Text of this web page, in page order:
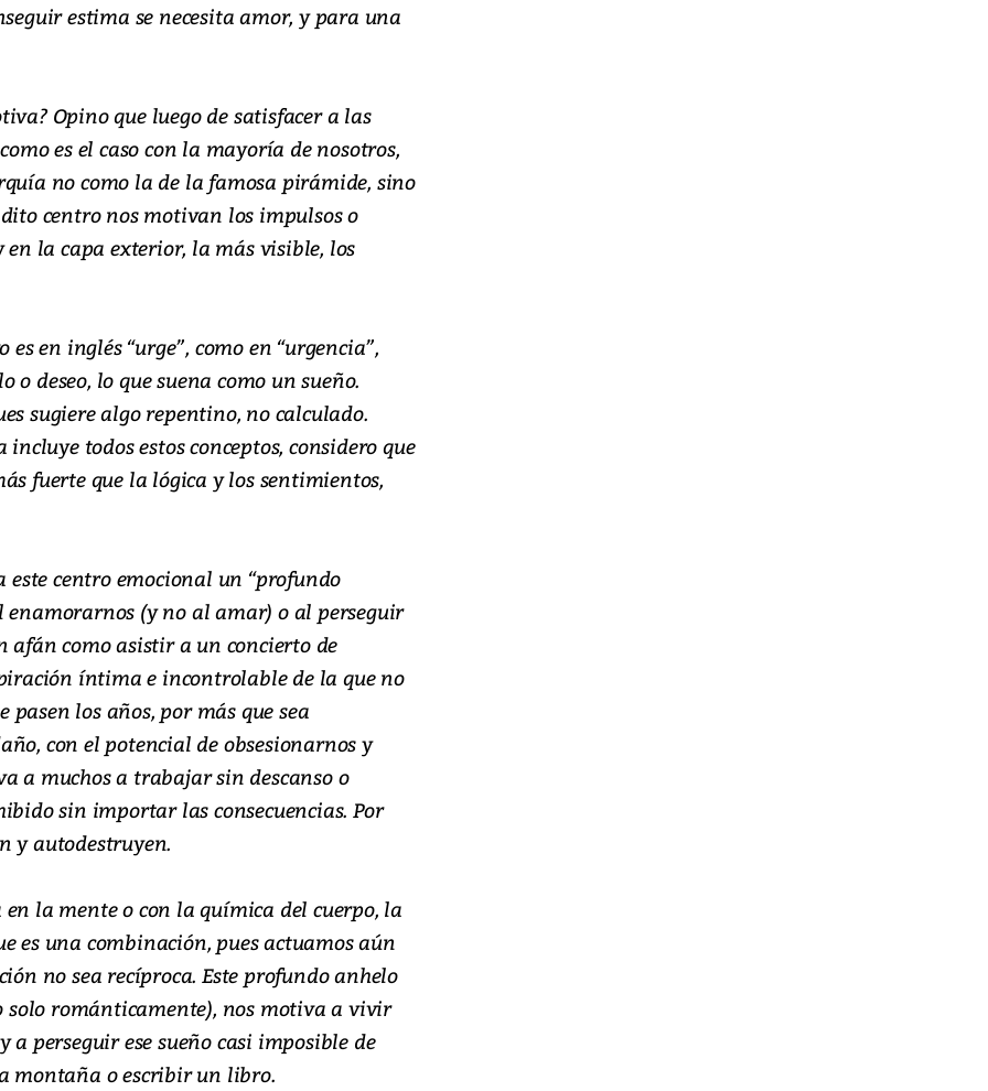
estima se necesita amor, y para una
Opino que luego de satisfacer a las
es el caso con la mayoría de nosotros,
no como la de la famosa pirámide, sino
centro nos motivan los impulsos o
la capa exterior, la más visible, los
en inglés “urge”, como en “urgencia”,
deseo, lo que suena como un sueño.
sugiere algo repentino, no calculado.
todos estos conceptos, considero que
fuerte que la lógica y los sentimientos,
centro emocional un “profundo
enamorarnos (y no al amar) o al perseguir
afán como asistir a un concierto de
íntima e incontrolable de la que no
pasen los años, por más que sea
con el potencial de obsesionarnos y
a muchos a trabajar sin descanso o
sin importar las consecuencias. Por
y autodestruyen.
la mente o con la química del cuerpo, la
es una combinación, pues actuamos aún
no sea recíproca. Este profundo anhelo
solo románticamente), nos motiva a vivir
perseguir ese sueño casi imposible de
montaña o escribir un libro.